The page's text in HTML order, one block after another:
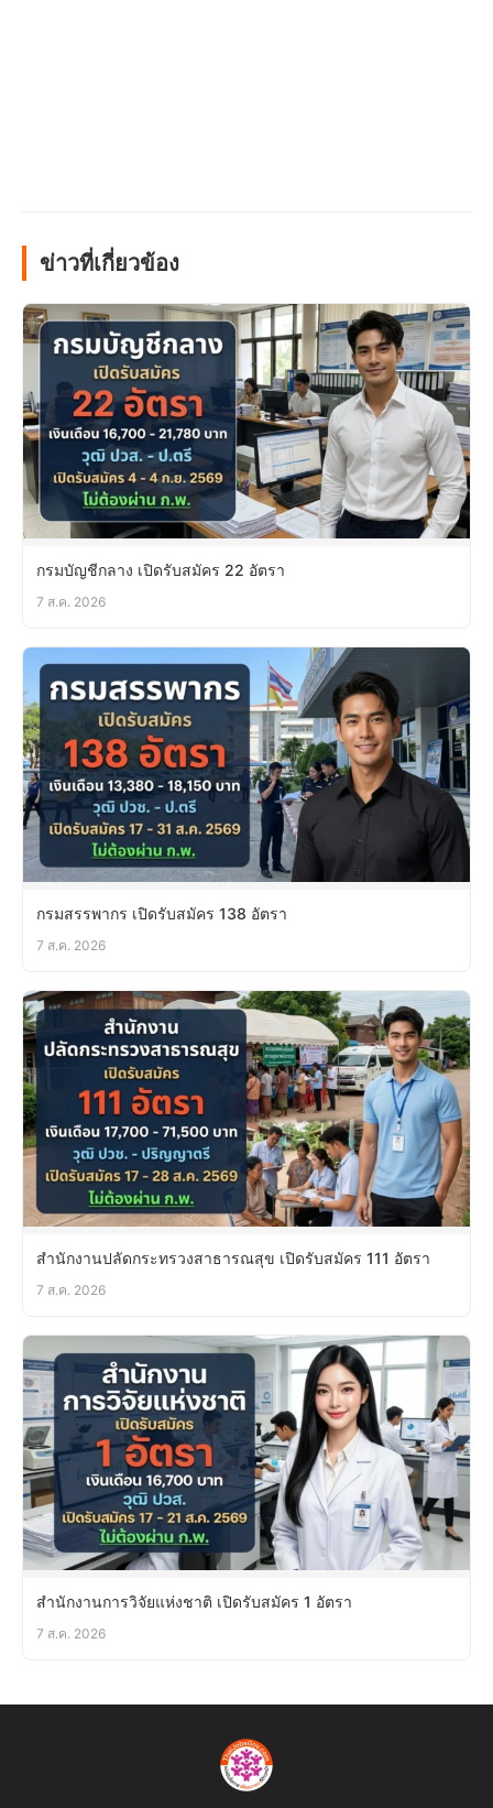
ข่าวที่เกี่ยวข้อง
กรมบัญชีกลาง เปิดรับสมัคร 22 อัตรา
7 ส.ค. 2026
กรมสรรพากร เปิดรับสมัคร 138 อัตรา
7 ส.ค. 2026
สำนักงานปลัดกระทรวงสาธารณสุข เปิดรับสมัคร 111 อัตรา
7 ส.ค. 2026
สำนักงานการวิจัยแห่งชาติ เปิดรับสมัคร 1 อัตรา
7 ส.ค. 2026